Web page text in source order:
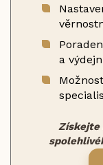
a
Získejte